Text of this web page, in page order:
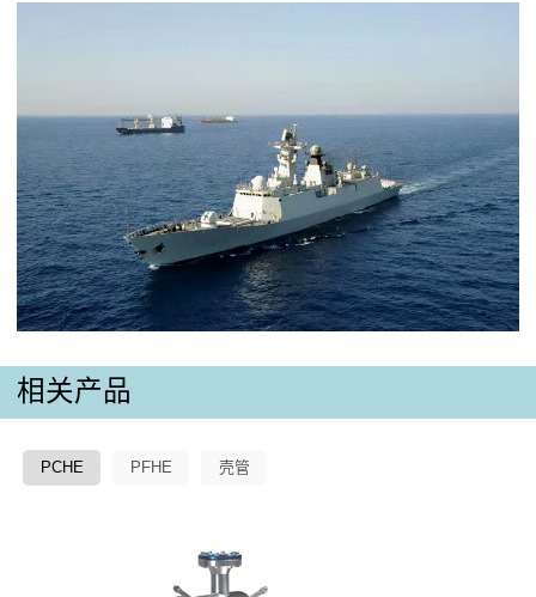
相关产品
PCHE PFHE 壳管